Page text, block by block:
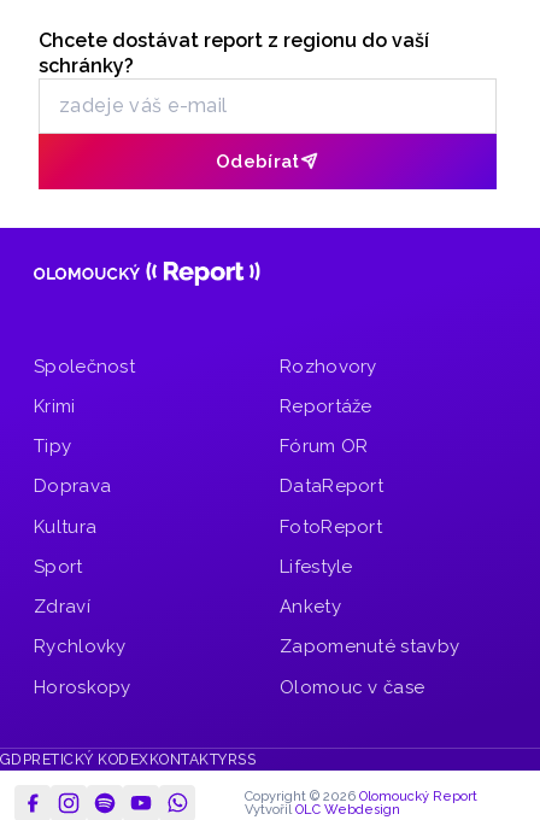
Odběr newsletteru
Chcete dostávat report z regionu do vaší
schránky?
Odebírat
Společnost
Krimi
Tipy
Doprava
Kultura
Sport
Zdraví
Rychlovky
Horoskopy
Rozhovory
Reportáže
Fórum OR
DataReport
FotoReport
Lifestyle
Ankety
Zapomenuté stavby
Olomouc v čase
GDPR ETICKÝ KODEXKONTAKTYRSS
Copyright © 2026 Olomoucký Report
VytvořilOLC Webdesign